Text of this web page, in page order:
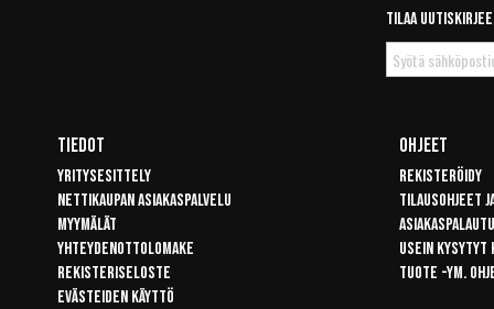
Tilaa
Tilaa
uutiskirje
Tiedot
Yritysesittely
Nettikaupan asiakaspalvelu
Myymälät
Yhteydenottolomake
Rekisteriseloste
Evästeiden käyttö
Ohjeet
Rekisteröidy
Tilausohjeet
Usein kysytyt
Tuote -ym.